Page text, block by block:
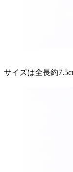
サイズは全長約